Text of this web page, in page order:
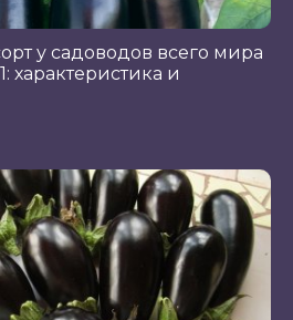
у садоводов всего мира
характеристика и